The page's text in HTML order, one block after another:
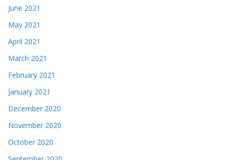
June 2021
May 2021
April 2021
March 2021
February 2021
January 2021
December 2020
November 2020
October 2020